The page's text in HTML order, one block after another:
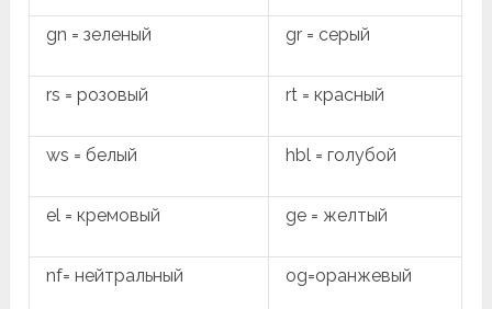
gn = зеленый gr = серый
rs = розовый rt = красный
ws = белый hbl = голубой
el = кремовый ge = желтый
nf= нейтральный og=оранжевый